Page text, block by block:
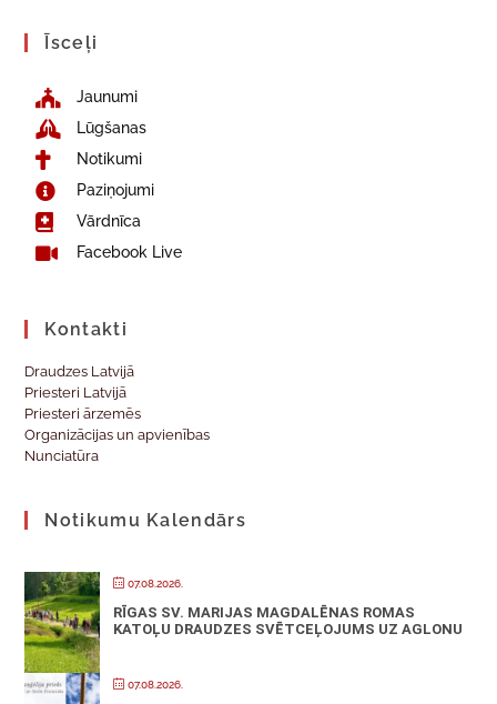
Īsceļi
Jaunumi
Lūgšanas
Notikumi
Paziņojumi
Vārdnīca
Facebook Live
Kontakti
Draudzes Latvijā
Priesteri Latvijā
Priesteri ārzemēs
Organizācijas un apvienības
Nunciatūra
Notikumu Kalendārs
07.08.2026.
RĪGAS SV. MARIJAS MAGDALĒNAS ROMAS
KATOĻU DRAUDZES SVĒTCEĻOJUMS UZ AGLONU
07.08.2026.